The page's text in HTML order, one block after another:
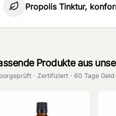
Propolis Tinktur,
Produkte aus
· Zertifiziert · 60 Tage